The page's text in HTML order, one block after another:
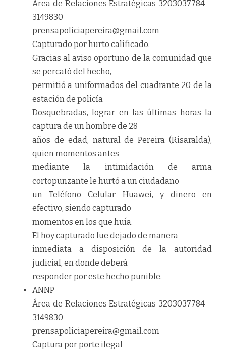
Área de Relaciones Estratégicas 3203037784 –
3149830
prensapoliciapereira@gmail.com
Capturado por hurto calificado.
Gracias al aviso oportuno de la comunidad que
se percató del hecho,
permitió a uniformados del cuadrante 20 de la
estación de policía
Dosquebradas, lograr en las últimas horas la
captura de un hombre de 28
años de edad, natural de Pereira (Risaralda),
quien momentos antes
mediante la intimidación de arma
cortopunzante le hurtó a un ciudadano
un Teléfono Celular Huawei, y dinero en
efectivo, siendo capturado
momentos en los que huía.
El hoy capturado fue dejado de manera
inmediata a disposición de la autoridad
judicial, en donde deberá
responder por este hecho punible.
ANNP
Área de Relaciones Estratégicas 3203037784 –
3149830
prensapoliciapereira@gmail.com
Captura por porte ilegal